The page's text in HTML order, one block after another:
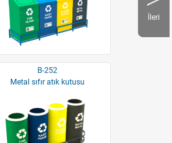
İleri
B-252
Metal sıfır atık kutusu